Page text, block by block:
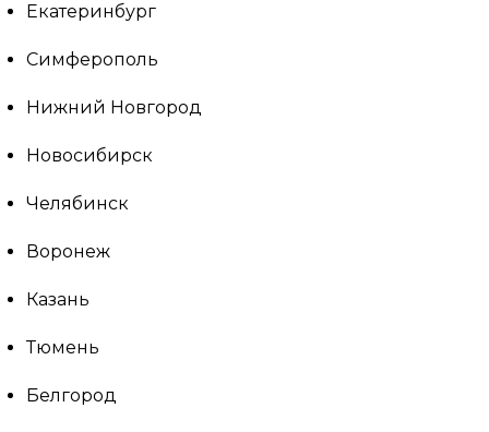
Екатеринбург
Симферополь
Нижний Новгород
Новосибирск
Челябинск
Воронеж
Казань
Тюмень
Белгород